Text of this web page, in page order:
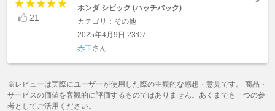
21
ホンダ シビック (ハッチバック)
カテゴリ：その他
2025年4月9日 23:07
赤玉さん
※レビューは実際にユーザーが使用した際の主観的な感想・意見です。 商品・
サービスの価値を客観的に評価するものではありません。あくまでも一つの参
考としてご活用ください。